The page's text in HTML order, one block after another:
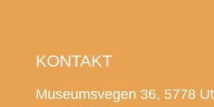
KONTAKT
Museumsvegen 36, 5778